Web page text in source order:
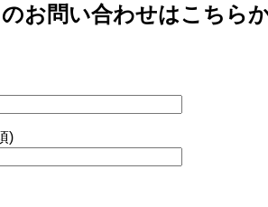
お問い合わせはこちら
)